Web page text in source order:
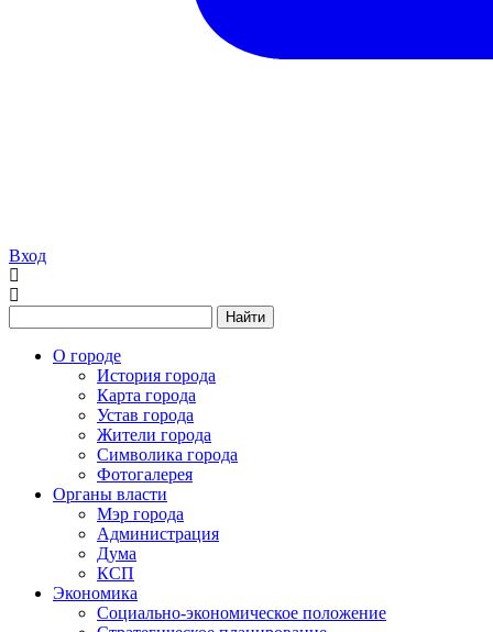
Вход
Найти
О городе
История города
Карта города
Устав города
Жители города
Символика города
Фотогалерея
Органы власти
Мэр города
Администрация
Дума
КСП
Экономика
Социально-экономическое положение